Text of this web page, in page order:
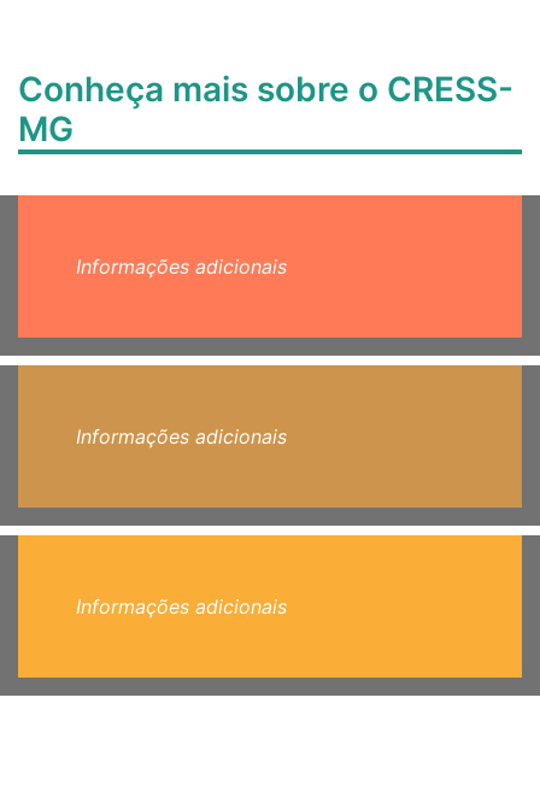
Conheça mais sobre o CRESS-
MG
Informações adicionais
Informações adicionais
Informações adicionais